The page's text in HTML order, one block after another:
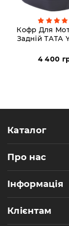
Кофр Для
Задній ТАТА
4 400
Каталог
Про нас
Інформація
Клієнтам